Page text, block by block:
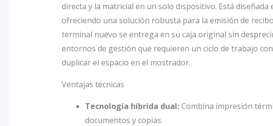
directa y la matricial en un solo dispositivo. Está
ofreciendo una solución robusta para la emisión de
terminal nuevo se entrega en su caja original sin
entornos de gestión que requieren un ciclo de trabajo
duplicar el espacio en el mostrador.
Ventajas técnicas
Tecnología híbrida dual:Combina impresión
documentos y copias.